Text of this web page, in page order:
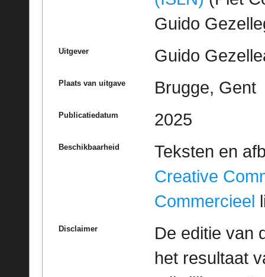
Guido
Uitgever Guido
Plaats van uitgave Brugge, Gent
Publicatiedatum 2025
Beschikbaarheid
Teksten en
Creative
Commercieel
Disclaimer
De editie van
het resultaat